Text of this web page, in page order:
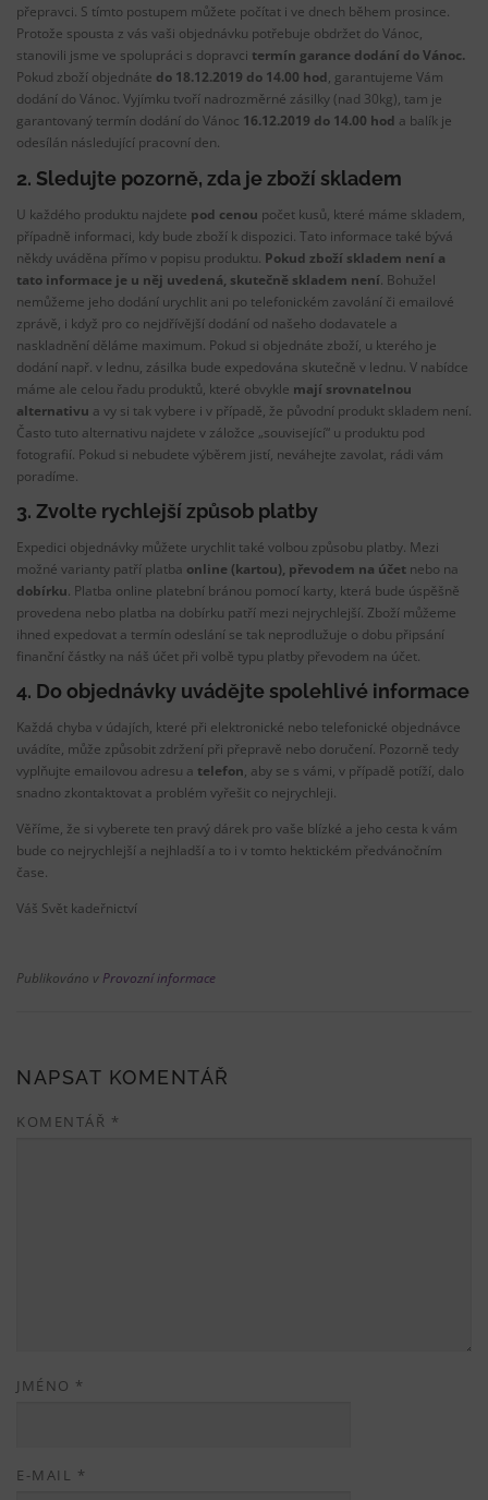
přepravci. S tímto postupem můžete počítat i ve dnech během prosince.
Protože spousta z vás vaši objednávku potřebuje obdržet do Vánoc,
stanovili jsme ve spolupráci s dopravci termín garance dodání do Vánoc.
Pokud zboží objednáte do 18.12.2019 do 14.00 hod, garantujeme Vám
dodání do Vánoc. Vyjímku tvoří nadrozměrné zásilky (nad 30kg), tam je
garantovaný termín dodání do Vánoc 16.12.2019 do 14.00 hod a balík je
odesílán následující pracovní den.
2. Sledujte pozorně, zda je zboží skladem
U každého produktu najdete pod cenou počet kusů, které máme skladem,
případně informaci, kdy bude zboží k dispozici. Tato informace také bývá
někdy uváděna přímo v popisu produktu. Pokud zboží skladem není a
tato informace je u něj uvedená, skutečně skladem není. Bohužel
nemůžeme jeho dodání urychlit ani po telefonickém zavolání či emailové
zprávě, i když pro co nejdřívější dodání od našeho dodavatele a
naskladnění děláme maximum. Pokud si objednáte zboží, u kterého je
dodání např. v lednu, zásilka bude expedována skutečně v lednu. V nabídce
máme ale celou řadu produktů, které obvykle mají srovnatelnou
alternativu a vy si tak vybere i v případě, že původní produkt skladem není.
Často tuto alternativu najdete v záložce „související“ u produktu pod
fotografií. Pokud si nebudete výběrem jistí, neváhejte zavolat, rádi vám
poradíme.
3. Zvolte rychlejší způsob platby
Expedici objednávky můžete urychlit také volbou způsobu platby. Mezi
možné varianty patří platba online (kartou), převodem na účet nebo na
dobírku. Platba online platební bránou pomocí karty, která bude úspěšně
provedena nebo platba na dobírku patří mezi nejrychlejší. Zboží můžeme
ihned expedovat a termín odeslání se tak neprodlužuje o dobu připsání
finanční částky na náš účet při volbě typu platby převodem na účet.
4. Do objednávky uvádějte spolehlivé informace
Každá chyba v údajích, které při elektronické nebo telefonické objednávce
uvádíte, může způsobit zdržení při přepravě nebo doručení. Pozorně tedy
vyplňujte emailovou adresu a telefon, aby se s vámi, v případě potíží, dalo
snadno zkontaktovat a problém vyřešit co nejrychleji.
Věříme, že si vyberete ten pravý dárek pro vaše blízké a jeho cesta k vám
bude co nejrychlejší a nejhladší a to i v tomto hektickém předvánočním
čase.
Váš Svět kadeřnictví
Publikováno v Provozní informace
NAPSAT KOMENTÁŘ
KOMENTÁŘ *
JMÉNO *
E-MAIL *